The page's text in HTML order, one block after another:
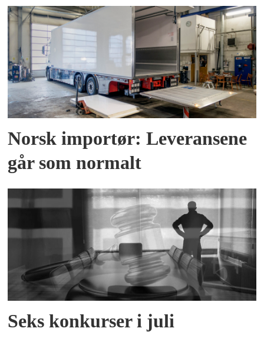
Norsk importør: Leveransene
går som normalt
Seks konkurser i juli